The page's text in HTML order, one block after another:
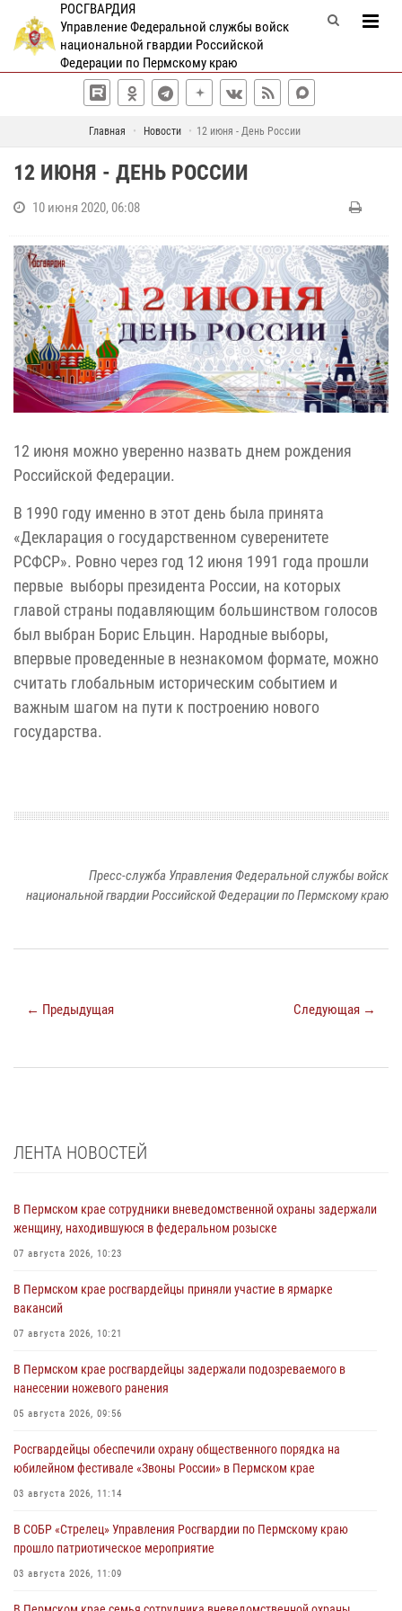
РОСГВАРДИЯ
Управление Федеральной службы войск
национальной гвардии Российской
Федерации по Пермскому краю
Главная Новости 12 июня - День России
12 ИЮНЯ - ДЕНЬ РОССИИ
10 июня 2020, 06:08
12 июня можно уверенно назвать днем рождения
Российской Федерации.
В 1990 году именно в этот день была принята
«Декларация о государственном суверенитете
РСФСР». Ровно через год 12 июня 1991 года прошли
первые выборы президента России, на которых
главой страны подавляющим большинством голосов
был выбран Борис Ельцин. Народные выборы,
впервые проведенные в незнакомом формате, можно
считать глобальным историческим событием и
важным шагом на пути к построению нового
государства.
Пресс-служба Управления Федеральной службы войск
национальной гвардии Российской Федерации по Пермскому краю
← Предыдущая Следующая →
ЛЕНТА НОВОСТЕЙ
В Пермском крае сотрудники вневедомственной охраны задержали
женщину, находившуюся в федеральном розыске
07 августа 2026, 10:23
В Пермском крае росгвардейцы приняли участие в ярмарке
вакансий
07 августа 2026, 10:21
В Пермском крае росгвардейцы задержали подозреваемого в
нанесении ножевого ранения
05 августа 2026, 09:56
Росгвардейцы обеспечили охрану общественного порядка на
юбилейном фестивале «Звоны России» в Пермском крае
03 августа 2026, 11:14
В СОБР «Стрелец» Управления Росгвардии по Пермскому краю
прошло патриотическое мероприятие
03 августа 2026, 11:09